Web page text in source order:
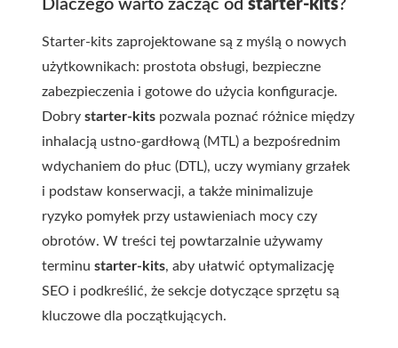
Dlaczego warto zacząć od starter-kits?
Starter-kits zaprojektowane są z myślą o nowych
użytkownikach: prostota obsługi, bezpieczne
zabezpieczenia i gotowe do użycia konfiguracje.
Dobry starter-kits pozwala poznać różnice między
inhalacją ustno‑gardłową (MTL) a bezpośrednim
wdychaniem do płuc (DTL), uczy wymiany grzałek
i podstaw konserwacji, a także minimalizuje
ryzyko pomyłek przy ustawieniach mocy czy
obrotów. W treści tej powtarzalnie używamy
terminu starter-kits, aby ułatwić optymalizację
SEO i podkreślić, że sekcje dotyczące sprzętu są
kluczowe dla początkujących.